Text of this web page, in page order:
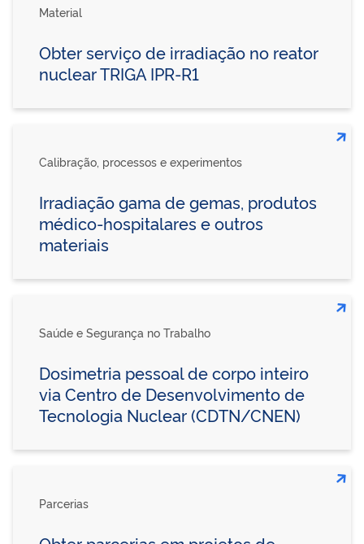
Material
Obter serviço de irradiação no reator
nuclear TRIGA IPR-R1
Calibração, processos e experimentos
Irradiação gama de gemas, produtos
médico-hospitalares e outros
materiais
Saúde e Segurança no Trabalho
Dosimetria pessoal de corpo inteiro
via Centro de Desenvolvimento de
Tecnologia Nuclear (CDTN/CNEN)
Parcerias